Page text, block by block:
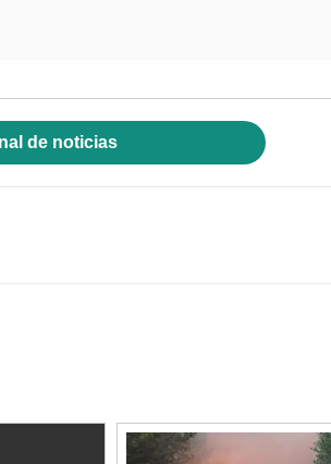
de noticias